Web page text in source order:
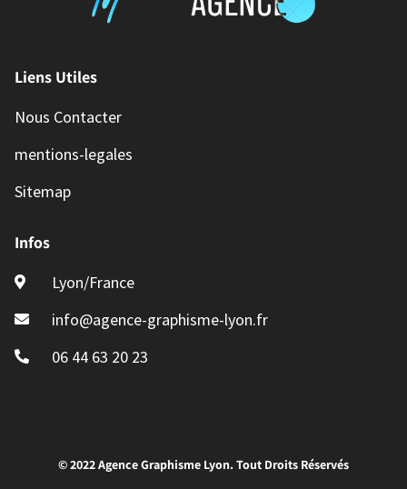
Liens Utiles
Nous Contacter
mentions-legales
Sitemap
Infos
Lyon/France
info@agence-graphisme-lyon.fr
06 44 63 20 23
© 2022 Agence Graphisme Lyon. Tout Droits Réservés